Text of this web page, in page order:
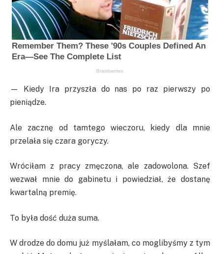
— Kiedy Ira przyszła do nas po raz pierwszy po
pieniądze.
Ale zacznę od tamtego wieczoru, kiedy dla mnie
przelała się czara goryczy.
Wróciłam z pracy zmęczona, ale zadowolona. Szef
wezwał mnie do gabinetu i powiedział, że dostanę
kwartalną premię.
To była dość duża suma.
W drodze do domu już myślałam, co moglibyśmy z tym